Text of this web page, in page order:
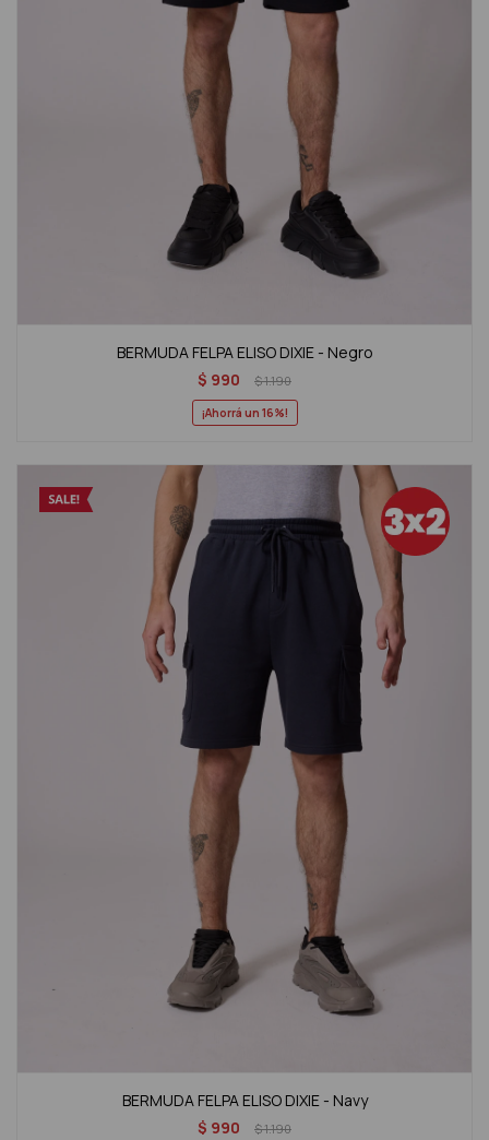
BERMUDA FELPA ELISO DIXIE - Negro
$ 990 $1.190
16
BERMUDA FELPA ELISO DIXIE - Navy
$ 990 $1.190